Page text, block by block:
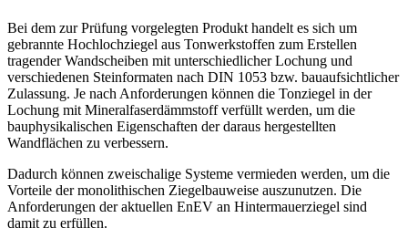
Bei dem zur Prüfung vorgelegten Produkt handelt es sich um
gebrannte Hochlochziegel aus Tonwerkstoffen zum Erstellen
tragender Wandscheiben mit unterschiedlicher Lochung und
verschiedenen Steinformaten nach DIN 1053 bzw. bauaufsichtlicher
Zulassung. Je nach Anforderungen können die Tonziegel in der
Lochung mit Mineralfaserdämmstoff verfüllt werden, um die
bauphysikalischen Eigenschaften der daraus hergestellten
Wandflächen zu verbessern.
Dadurch können zweischalige Systeme vermieden werden, um die
Vorteile der monolithischen Ziegelbauweise auszunutzen. Die
Anforderungen der aktuellen EnEV an Hintermauerziegel sind
damit zu erfüllen.